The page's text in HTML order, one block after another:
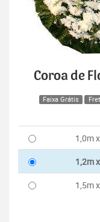
Coroa de
Faixa Grátis
1,0m
1,2m
1,5m